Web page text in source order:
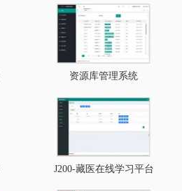
资源库管理系统
J200-藏医在线学习平台